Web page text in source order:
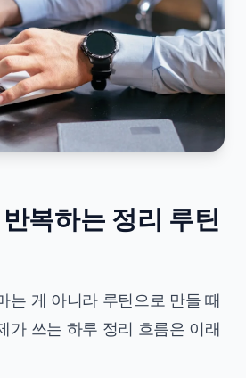
복하는 정리 루틴
는 게 아니라 루틴으로 만들 때
가 쓰는 하루 정리 흐름은 이래